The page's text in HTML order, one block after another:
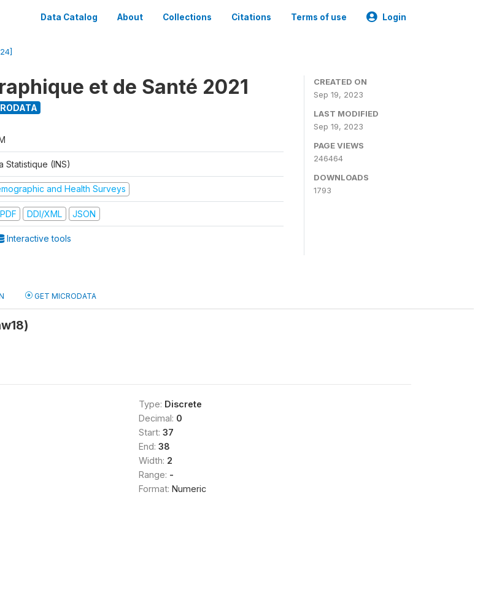
Data Catalog About Collections Citations Terms of use Login
et de Santé 2021
Statistique (INS)
and Health Surveys
DDI/XML JSON
Interactive tools
CREATED ON
Sep 19, 2023
LAST MODIFIED
Sep 19, 2023
PAGE VIEWS
246464
DOWNLOADS
1793
GET MICRODATA
Type: Discrete
Decimal: 0
Start: 37
End: 38
Width: 2
Range: -
Format: Numeric